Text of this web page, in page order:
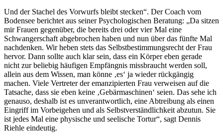
Und der Stachel des Vorwurfs bleibt stecken“. Der Coach vom
Bodensee berichtet aus seiner Psychologischen Beratung: „Da sitzen
mir Frauen gegenüber, die bereits drei oder vier Mal eine
Schwangerschaft abgebrochen haben und nun über das fünfte Mal
nachdenken. Wir heben stets das Selbstbestimmungsrecht der Frau
hervor. Dann sollte auch klar sein, dass ein Körper eben gerade
nicht zur beliebig häufigen Empfängnis missbraucht werden soll,
allein aus dem Wissen, man könne ‚es‘ ja wieder rückgängig
machen. Viele Vertreter der emanzipierten Frau verweisen auf die
Tatsache, dass sie eben keine ‚Gebärmaschinen‘ seien. Das sehe ich
genauso, deshalb ist es unverantwortlich, eine Abtreibung als einen
Eingriff im Vorbeigehen und als Selbstverständlichkeit abzutun. Sie
ist jedes Mal eine physische und seelische Tortur“, sagt Dennis
Riehle eindeutig.